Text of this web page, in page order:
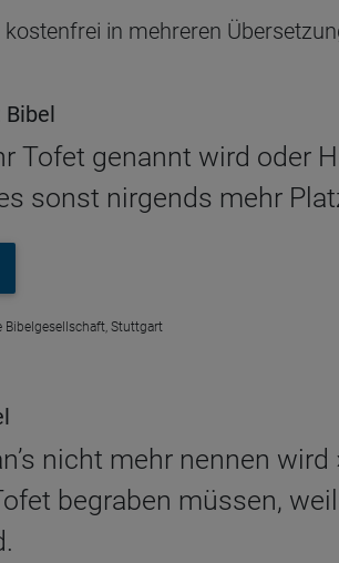
in mehreren
Bibel
Tofet genannt wird oder
sonst nirgends mehr
Bibelgesellschaft, Stuttgart
nicht mehr nennen wird
begraben müssen,